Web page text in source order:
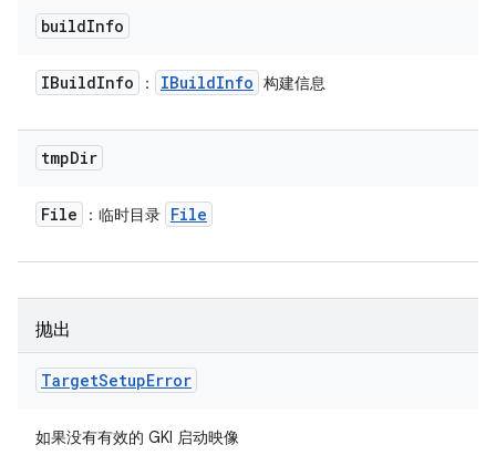
buildInfo
IBuildInfo ： IBuildInfo 构建信息
tmpDir
File ：临时目录 File
抛出
TargetSetupError
如果没有有效的 GKI 启动映像